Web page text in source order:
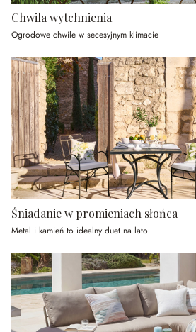
Chwila wytchnienia
Ogrodowe chwile w secesyjnym klimacie
Śniadanie w promieniach słońca
Metal i kamień to idealny duet na lato